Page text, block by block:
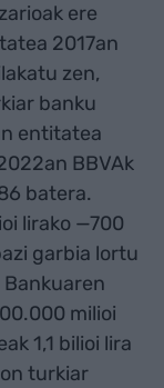
ere
2017an
zen,
banku
entitatea
BBVAk
batera.
lirako —700
garbia lortu
milioi
1,1 bilioi lira
turkiar